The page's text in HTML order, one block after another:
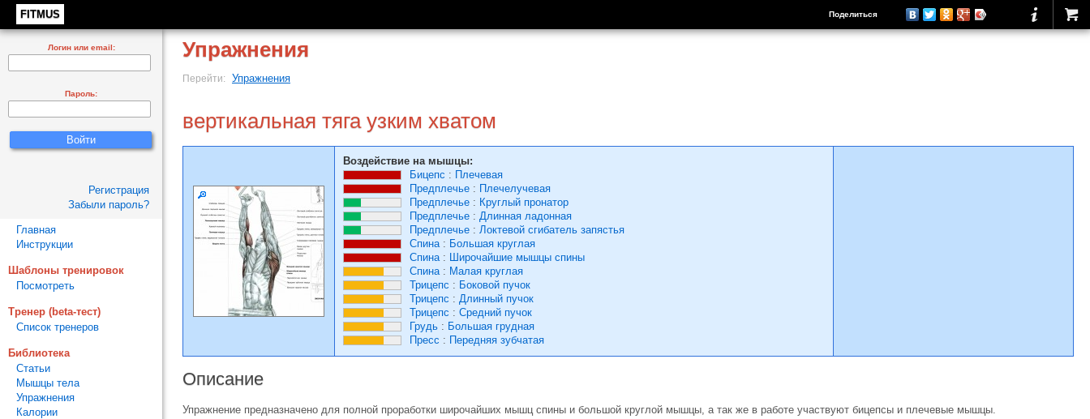
FITMUS Поделиться
Упражнения
Перейти: Упражнения
вертикальная тяга узким хватом
Воздействие на мышцы:
Бицепс : Плечевая
Предплечье : Плечелучевая
Предплечье : Круглый пронатор
Предплечье : Длинная ладонная
Предплечье : Локтевой сгибатель запястья
Спина: Большая круглая
Спина: Широчайшие мышцы спины
Спина: Малая круглая
Трицепс : Боковой пучок
Трицепс : Длинный пучок
Трицепс : Средний пучок
Грудь : Большая грудная
Пресс : Передняя зубчатая
Описание
Упражнение предназначено для полной проработки широчайших мышц спины и большой круглой мышцы, а так же в работе участвуют бицепсы и плечевые мышцы.
Логин или email:
Пароль:
Регистрация
Забыли пароль?
Главная
Инструкции
Шаблоны тренировок
Посмотреть
Тренер (beta-тест)
Список тренеров
Библиотека
Статьи
Мышцы тела
Упражнения
Калории